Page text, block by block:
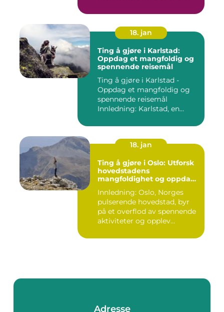
18. jan
Ting å gjøre i Karlstad:
Oppdag et mangfoldig og
spennende reisemål
Ting å gjøre i Karlstad -
Oppdag et mangfoldig og
spennende reisemål
Innledning: Karlstad, en
18. jan
Ting å gjøre i Oslo: Utforsk
hovedstadens
mangfoldighet og oppdag
Innledning: Oslo, Norges
pulserende hovedstad, byr
på et overflod av spennende
aktiviteter og opplev...
Adresse